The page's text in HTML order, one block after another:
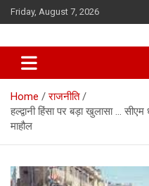
Skip
to
Friday, August 7, 2026
Home
राजनीति
हल्द्वानी हिंसा पर बड़ा खुलासा …
माहौल